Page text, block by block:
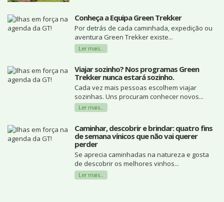
Conheça a Equipa Green Trekker
Por detrás de cada caminhada, expedição ou
aventura Green Trekker existe...
Ler mais...
Viajar sozinho? Nos programas Green
Trekker nunca estará sozinho.
Cada vez mais pessoas escolhem viajar
sozinhas. Uns procuram conhecer novos...
Ler mais...
Caminhar, descobrir e brindar: quatro fins
de semana vínicos que não vai querer
perder
Se aprecia caminhadas na natureza e gosta
de descobrir os melhores vinhos...
Ler mais...